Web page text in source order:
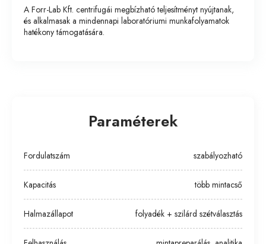
A Forr-Lab Kft. centrifugái megbízható teljesítményt nyújtanak,
és alkalmasak a mindennapi laboratóriumi munkafolyamatok
hatékony támogatására.
Paraméterek
Fordulatszám szabályozható
Kapacitás több mintacső
Halmazállapot folyadék + szilárd szétválasztás